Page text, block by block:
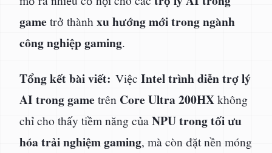
gametrở thành xu hướng mới trong ngành
công nghiệp gaming.
Tổng kết bài viết: Việc Intel trình diễn trợ lý
AI trong gametrên Core Ultra 200HXkhông
chỉ cho thấy tiềm năng củaNPU trong tối ưu
hóa trải nghiệm gaming, mà còn đặt nền móng